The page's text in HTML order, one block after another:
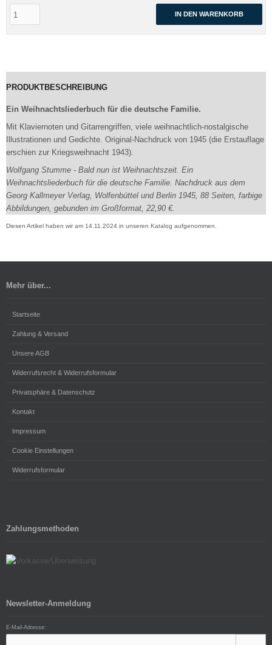
IN DEN WARENKORB
PRODUKTBESCHREIBUNG
Ein Weihnachtsliederbuch für die deutsche Familie.
Mit Klaviernoten und Gitarrengriffen, viele weihnachtlich-nostalgische
Illustrationen und Gedichte. Original-Nachdruck von 1945 (die Erstauflage
erschien zur Kriegsweihnacht 1943).
Wolfgang Stumme - Bald nun ist Weihnachtszeit. Ein
Weihnachtsliederbuch für die deutsche Familie. Nachdruck aus dem
Georg Kallmeyer Verlag, Wolfenbüttel und Berlin 1945, 88 Seiten, farbige
Abbildungen, gebunden im Großformat, 22,90 €.
Diesen Artikel haben wir am 14.11.2024 in unseren Katalog aufgenommen.
Mehr über...
Startseite
Zahlung & Versand
Unsere AGB
Widerrufsrecht & Widerrufsformular
Privatsphäre & Datenschutz
Kontakt
Impressum
Cookie Einstellungen
Widerrufsformular
Zahlungsmethoden
Newsletter-Anmeldung
E-Mail-Adresse: